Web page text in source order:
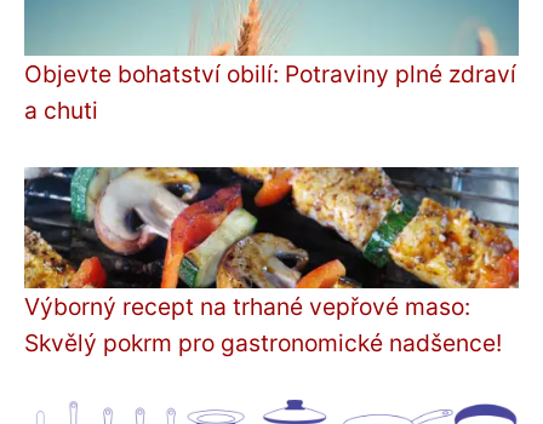
Objevte bohatství obilí: Potraviny plné zdraví
a chuti
Výborný recept na trhané vepřové maso:
Skvělý pokrm pro gastronomické nadšence!